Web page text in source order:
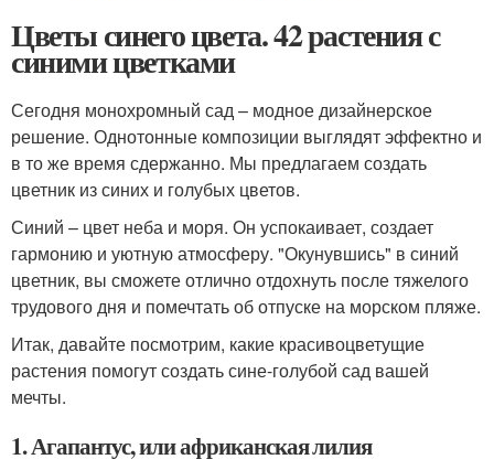
Цветы синего цвета. 42 растения с
синими цветками
Сегодня монохромный сад – модное дизайнерское
решение. Однотонные композиции выглядят эффектно и
в то же время сдержанно. Мы предлагаем создать
цветник из синих и голубых цветов.
Синий – цвет неба и моря. Он успокаивает, создает
гармонию и уютную атмосферу. "Окунувшись" в синий
цветник, вы сможете отлично отдохнуть после тяжелого
трудового дня и помечтать об отпуске на морском пляже.
Итак, давайте посмотрим, какие красивоцветущие
растения помогут создать сине-голубой сад вашей
мечты.
1. Агапантус, или африканская лилия